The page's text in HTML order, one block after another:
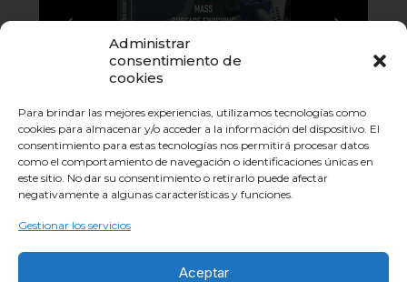
Administrar
consentimiento de
cookies
Para brindar las mejores experiencias, utilizamos tecnologías como
cookies para almacenar y/o acceder a la información del dispositivo. El
consentimiento para estas tecnologías nos permitirá procesar datos
como el comportamiento de navegación o identificaciones únicas en
este sitio. No dar su consentimiento o retirarlo puede afectar
negativamente a algunas características y funciones.
Gestionar los servicios
Aceptar